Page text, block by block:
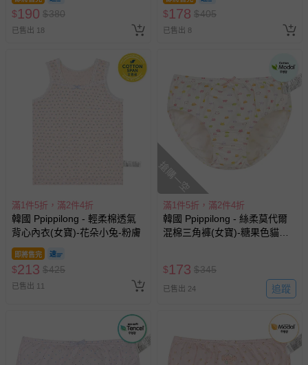
$173 $
粉
即將售完
$325
搶購一空
滿1件5折，滿2件4折
韓國 Ppippilong - 莫代爾親膚
羅紋彈力微厚長袖家居服-條紋-
綠
$465 $
滿1件5折，滿2件4折
韓國 Maykids - 細緻柔棉彈性
即將售完
$325 $